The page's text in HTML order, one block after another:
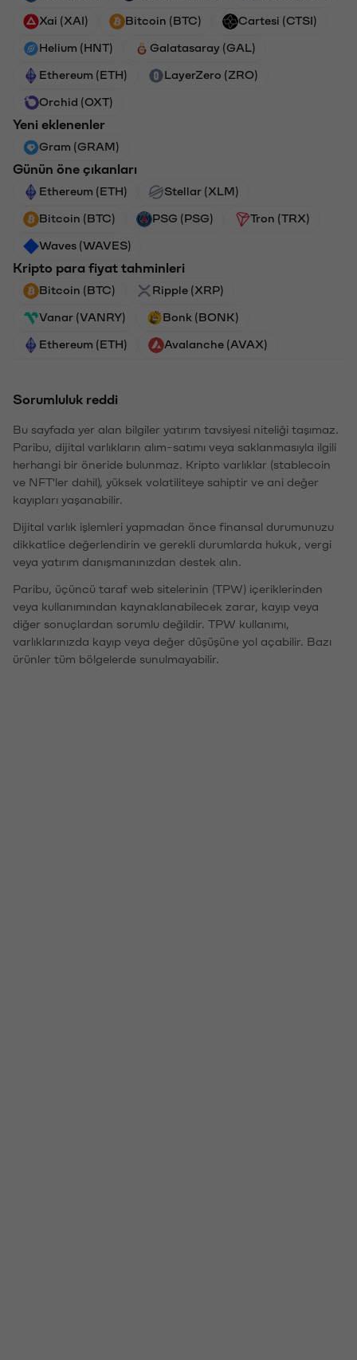
Xai (XAI) Bitcoin (BTC) Cartesi (CTSI)
Helium (HNT) Galatasaray (GAL)
Ethereum (ETH) LayerZero (ZRO)
Orchid (OXT)
Yeni eklenenler
Gram (GRAM)
Günün öne çıkanları
Ethereum (ETH) Stellar (XLM)
Bitcoin (BTC) PSG (PSG) Tron (TRX)
Waves (WAVES)
Kripto para fiyat tahminleri
Bitcoin (BTC) Ripple (XRP)
Vanar (VANRY) Bonk (BONK)
Ethereum (ETH) Avalanche (AVAX)
Sorumluluk reddi
Bu sayfada yer alan bilgiler yatırım tavsiyesi niteliği taşımaz.
Paribu, dijital varlıkların alım-satımı veya saklanmasıyla ilgili
herhangi bir öneride bulunmaz. Kripto varlıklar (stablecoin
ve NFT'ler dahil), yüksek volatiliteye sahiptir ve ani değer
kayıpları yaşanabilir.
Dijital varlık işlemleri yapmadan önce finansal durumunuzu
dikkatlice değerlendirin ve gerekli durumlarda hukuk, vergi
veya yatırım danışmanınızdan destek alın.
Paribu, üçüncü taraf web sitelerinin (TPW) içeriklerinden
veya kullanımından kaynaklanabilecek zarar, kayıp veya
diğer sonuçlardan sorumlu değildir. TPW kullanımı,
varlıklarınızda kayıp veya değer düşüşüne yol açabilir. Bazı
ürünler tüm bölgelerde sunulmayabilir.